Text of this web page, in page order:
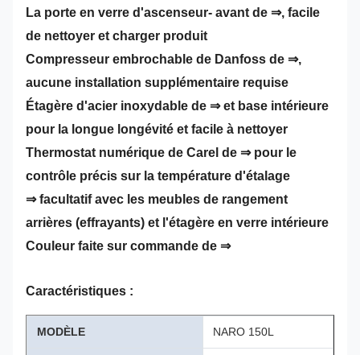
La porte en verre d'ascenseur- avant de ⇒, facile
de nettoyer et charger produit
Compresseur embrochable de Danfoss de ⇒,
aucune installation supplémentaire requise
Étagère d'acier inoxydable de ⇒ et base intérieure
pour la longue longévité et facile à nettoyer
Thermostat numérique de Carel de ⇒ pour le
contrôle précis sur la température d'étalage
⇒ facultatif avec les meubles de rangement
arrières (effrayants) et l'étagère en verre intérieure
Couleur faite sur commande de ⇒
Caractéristiques :
MODÈLE NARO 150L